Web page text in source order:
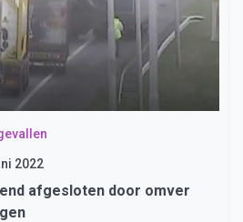
2022
afgesloten door omver